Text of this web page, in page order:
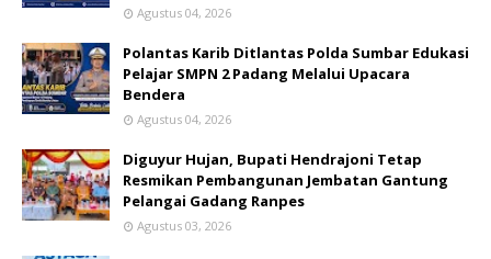
Agustus 04, 2026
Polantas Karib Ditlantas Polda Sumbar Edukasi
Pelajar SMPN 2 Padang Melalui Upacara
Bendera
Agustus 04, 2026
Diguyur Hujan, Bupati Hendrajoni Tetap
Resmikan Pembangunan Jembatan Gantung
Pelangai Gadang Ranpes
Agustus 03, 2026